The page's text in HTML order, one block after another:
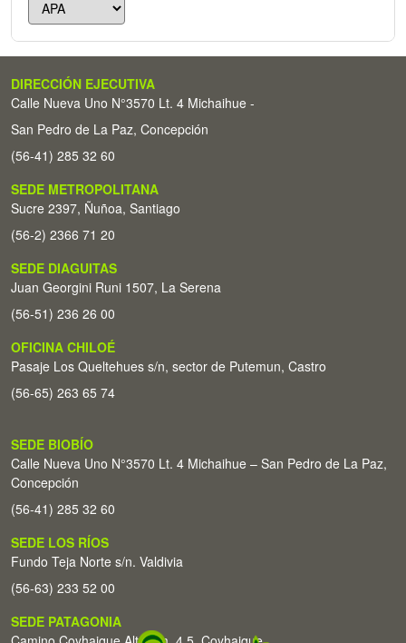
DIRECCIÓN EJECUTIVA
Calle Nueva Uno N°3570 Lt. 4 Michaihue -
San Pedro de La Paz, Concepción
(56-41) 285 32 60
SEDE METROPOLITANA
Sucre 2397, Ñuñoa, Santiago
(56-2) 2366 71 20
SEDE DIAGUITAS
Juan Georgini Runi 1507, La Serena
(56-51) 236 26 00
OFICINA CHILOÉ
Pasaje Los Queltehues s/n, sector de Putemun, Castro
(56-65) 263 65 74
SEDE BIOBÍO
Calle Nueva Uno N°3570 Lt. 4 Michaihue – San Pedro de La Paz,
Concepción
(56-41) 285 32 60
SEDE LOS RÍOS
Fundo Teja Norte s/n. Valdivia
(56-63) 233 52 00
SEDE PATAGONIA